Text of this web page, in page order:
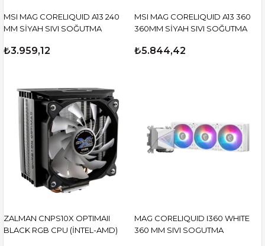
MSI MAG CORELIQUID A13 240
MM SİYAH SIVI SOĞUTMA
₺3.959,12
MSI MAG CORELIQUID A13 360
360MM SİYAH SIVI SOĞUTMA
₺5.844,42
ZALMAN CNPS10X OPTIMAII
BLACK RGB CPU (İNTEL-AMD)
MAG CORELIQUID I360 WHITE
360 MM SIVI SOGUTMA